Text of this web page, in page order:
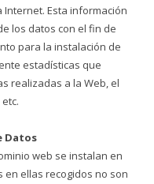
Esta información
los datos con el fin de
para la instalación de
estadísticas que
realizadas a la Web, el
Datos
web se instalan en
ellas recogidos no son